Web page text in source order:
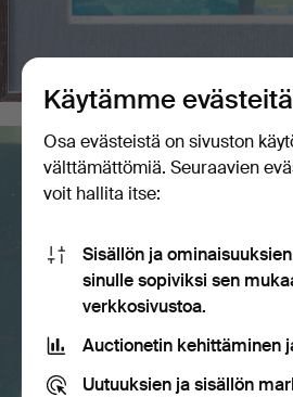
Käytämme evästeitä
Osa evästeistä on sivuston
välttämättömiä. Seuraavien
voit hallita itse:
Sisällön ja
sinulle sopiviksi sen
verkkosivustoa.
Auctionetin kehittäminen
Uutuuksien ja sisällön